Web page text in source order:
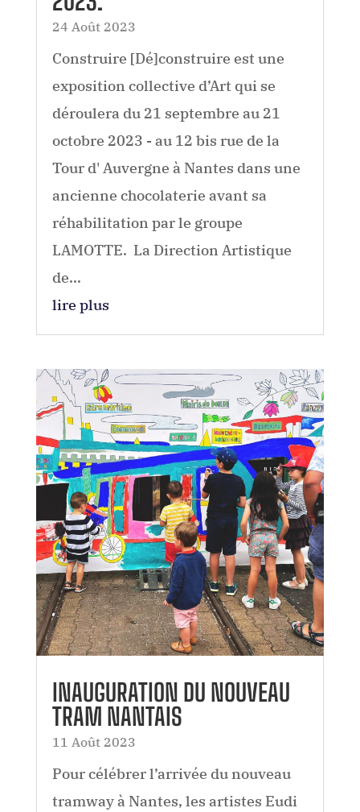
24 Août 2023
Construire [Dé]construire est une
exposition collective d’Art qui se
déroulera du 21 septembre au 21
octobre 2023 - au 12 bis rue de la
Tour d' Auvergne à Nantes dans une
ancienne chocolaterie avant sa
réhabilitation par le groupe
LAMOTTE. La Direction Artistique
de...
lire plus
INAUGURATION DU NOUVEAU
TRAM NANTAIS
11 Août 2023
Pour célébrer l’arrivée du nouveau
tramway à Nantes, les artistes Eudi